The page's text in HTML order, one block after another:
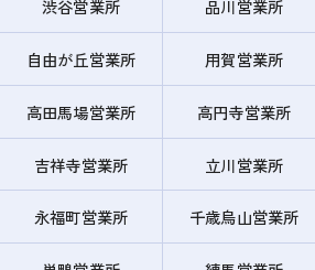
渋谷営業所 品川営業所
自由が丘営業所 用賀営業所
高田馬場営業所 高円寺営業所
吉祥寺営業所 立川営業所
永福町営業所 千歳烏山営業所